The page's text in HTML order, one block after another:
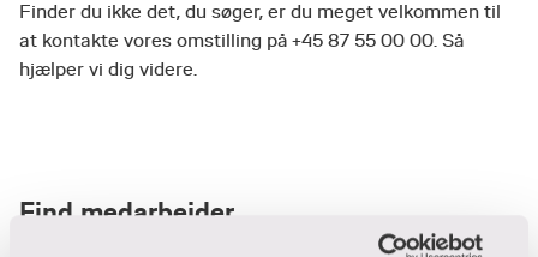
Finder du ikke det, du søger, er du meget velkommen til
at kontakte vores omstilling på +45 87 55 00 00. Så
hjælper vi dig videre.
Find medarbejder